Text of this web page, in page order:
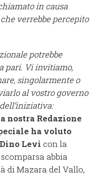
in causa
verrebbe percepito
potrebbe
pari. Vi invitiamo,
singolarmente o
al vostro governo
nostra Redazione
ha voluto
Levi con la
abbia
di Mazara del Vallo,